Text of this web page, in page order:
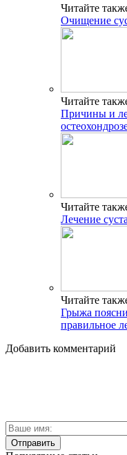
Читайте
Очищение
Читайте
Причины и
Читайте
Лечение
Читайте
Грыжа
правильное
Добавить комментарий